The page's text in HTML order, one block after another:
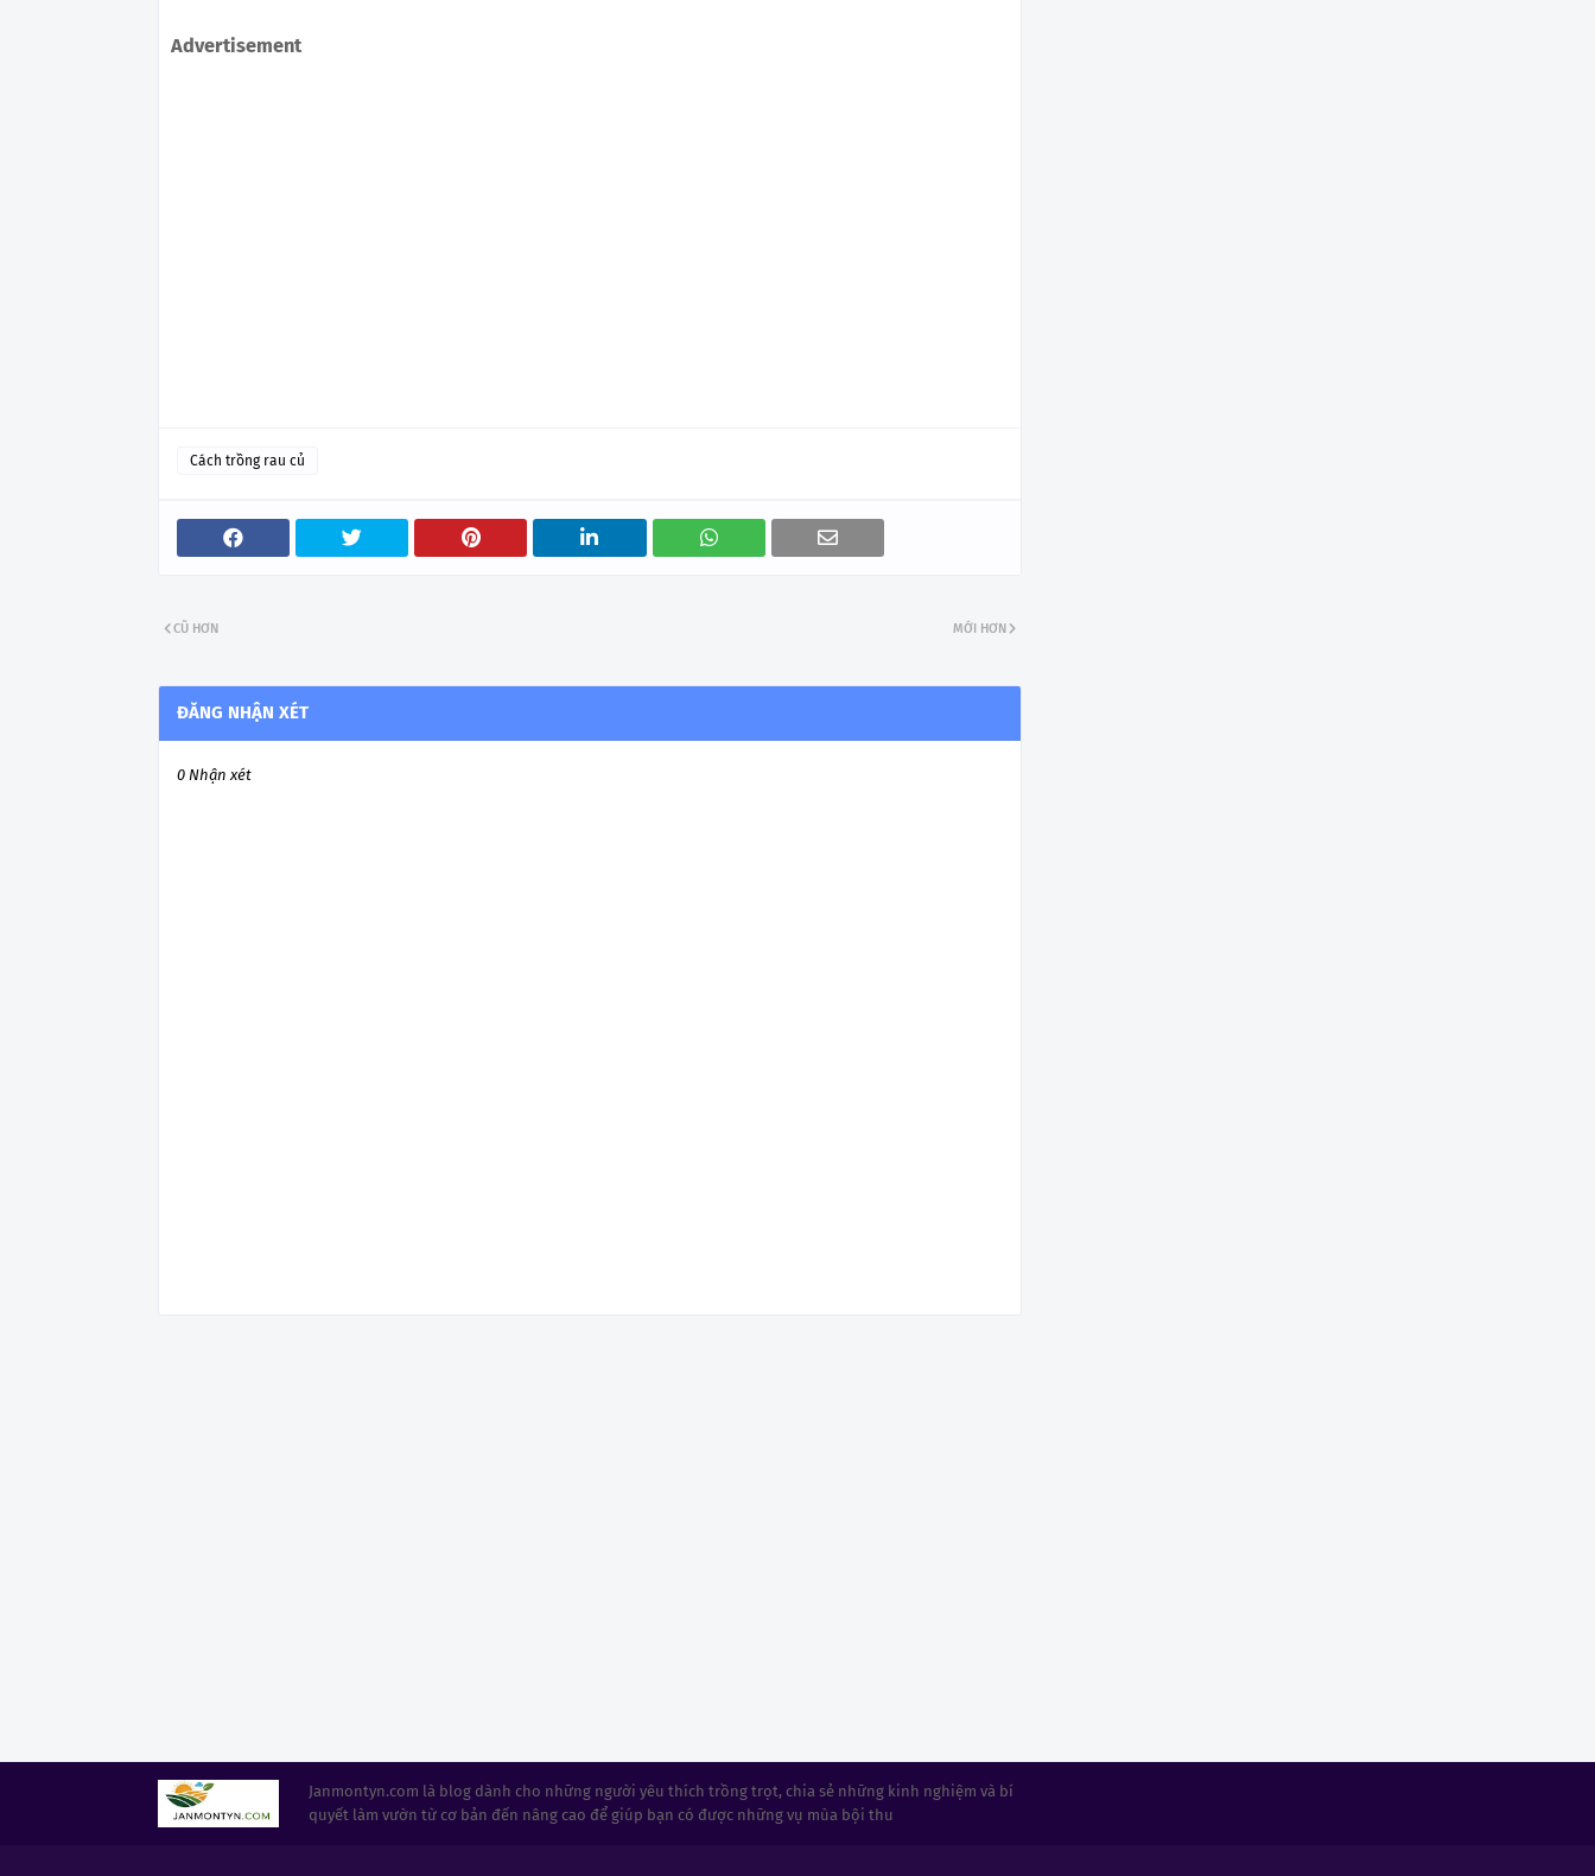
Advertisement
Cách trồng rau củ
MỚI HƠN
CŨ HƠN
ĐĂNG NHẬN XÉT
0 Nhận xét
Janmontyn.com là blog dành cho những người yêu thích trồng trọt, chia sẻ những kinh nghiệm và bí
quyết làm vườn từ cơ bản đến nâng cao để giúp bạn có được những vụ mùa bội thu